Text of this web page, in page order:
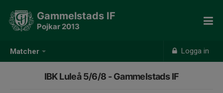
Matcher Logga in
Gammelstads IF
Pojkar 2013
IBK Luleå 5/6/8 - Gammelstads IF